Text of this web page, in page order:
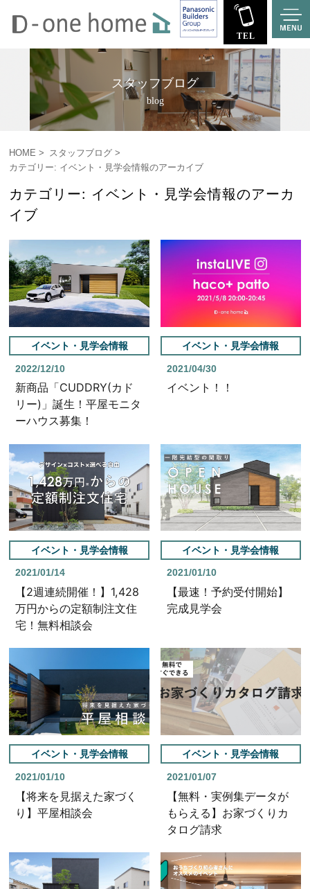
スタッフブログ
blog
HOME
スタッフブログ
カテゴリー: イベント・見学会情報のアーカイブ
カテゴリー: イベント・見学会情報のアーカ
イブ
イベント・見学会情報
2022/12/10
新商品「CUDDRY(カド
リー)」誕生！平屋モニタ
ーハウス募集！
イベント・見学会情報
2021/04/30
イベント！！
イベント・見学会情報
2021/01/14
【2週連続開催！】1,428
万円からの定額制注文住
宅！無料相談会
イベント・見学会情報
2021/01/10
【最速！予約受付開始】
完成見学会
イベント・見学会情報
2021/01/10
【将来を見据えた家づく
り】平屋相談会
イベント・見学会情報
2021/01/07
【無料・実例集データが
もらえる】お家づくりカ
タログ請求